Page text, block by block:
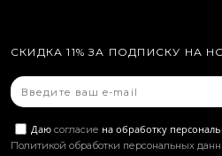
СКИДКА 11% ЗА ПОДПИСКУ НА
Даю согласие на обработку
Политикой обработки персональных